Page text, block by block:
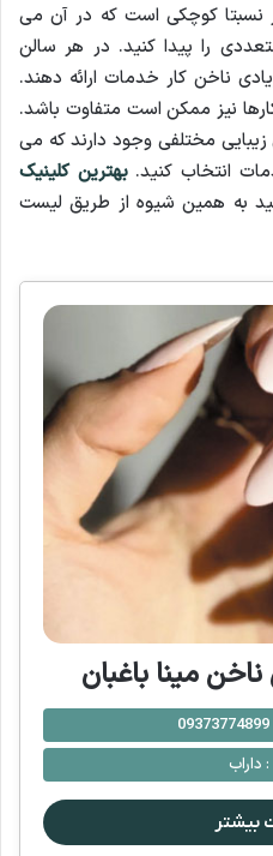
نسبتا کوچکی است که در آن می
را پیدا کنید. در هر سالن
ناخن کار خدمات ارائه دهند.
نیز ممکن است متفاوت باشد.
مختلفی وجود دارند که می
انتخاب کنید.بهترین کلینیک
به همین شیوه از طریق لیست
مینا باغبان
09373774899
داراب
بیشتر